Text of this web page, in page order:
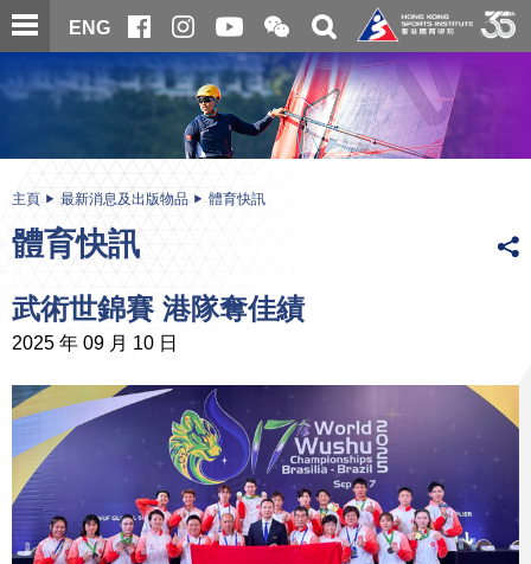
跳
至
內
ENG
開
合
微
信
二
維
碼
關
搜
尋
内
主頁 最新消息及出版物品 體育快訊
體育快訊
武術世錦賽 港隊奪佳績
2025 年 09 月 10 日